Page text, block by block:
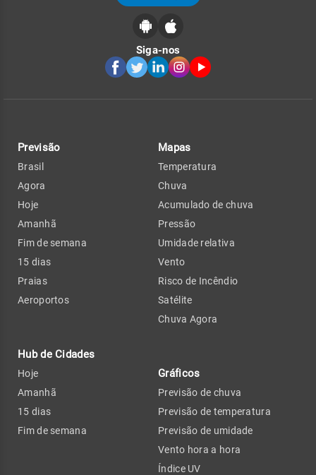
Siga-nos
Previsão
Brasil
Agora
Hoje
Amanhã
Fim de semana
15 dias
Praias
Aeroportos
Hub de Cidades
Hoje
Amanhã
15 dias
Fim de semana
Mapas
Temperatura
Chuva
Acumulado de chuva
Pressão
Umidade relativa
Vento
Risco de Incêndio
Satélite
Chuva Agora
Gráficos
Previsão de chuva
Previsão de temperatura
Previsão de umidade
Vento hora a hora
Índice UV